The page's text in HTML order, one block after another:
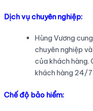
Dịch vụ chuyên nghiệp:
Hùng Vương
chuyên nghiệp
của khách hàng.
khách hàng 24/
Chế độ bảo hiểm: